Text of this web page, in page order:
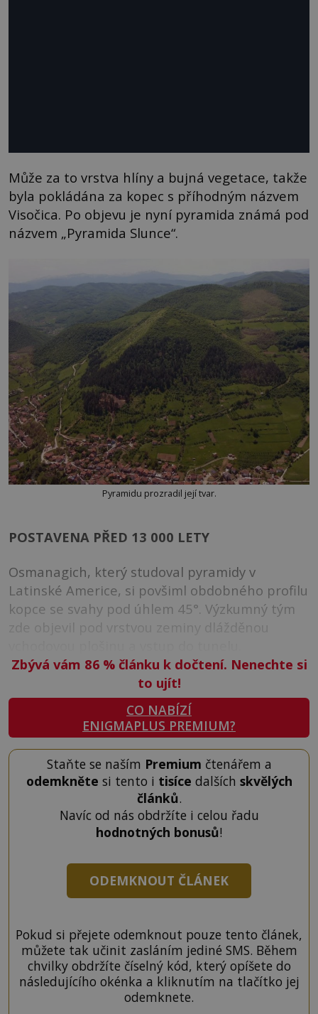
Může za to vrstva hlíny a bujná vegetace, takže
byla pokládána za kopec s příhodným názvem
Visočica. Po objevu je nyní pyramida známá pod
názvem „Pyramida Slunce“.
Pyramidu prozradil její tvar.
POSTAVENA PŘED 13 000 LETY
Osmanagich, který studoval pyramidy v
Latinské Americe, si povšiml obdobného profilu
kopce se svahy pod úhlem 45°. Výzkumný tým
zde objevil pod vrstvou zeminy dlážděnou
Zbývá vám 86 %článku k dočtení. Nenechte si
to ujít!
CO NABÍZÍ
ENIGMAPLUS PREMIUM?
Staňte se naším Premium čtenářem a
odemkněte si tento i tisíce dalších skvělých
článků.
Navíc od nás obdržíte i celou řadu
hodnotných bonusů!
ODEMKNOUT ČLÁNEK
Pokud si přejete odemknout pouze tento článek,
můžete tak učinit zasláním jediné SMS. Během
chvilky obdržíte číselný kód, který opíšete do
následujícího okénka a kliknutím na tlačítko jej
odemknete.